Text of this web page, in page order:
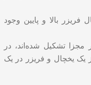
فریزر بالا و پایین وجود
مجزا تشکیل شده‌اند، در
یک یخچال و فریزر در یک